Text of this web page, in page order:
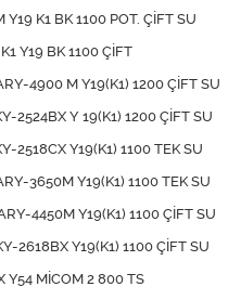
K1 BK 1100 POT. ÇİFT SU
Y19 BK 1100 ÇİFT
4900 M Y19(K1) 1200 ÇİFT SU
2524BX Y 19(K1) 1200 ÇİFT SU
Y19(K1) 1100 TEK SU
3650M Y19(K1) 1100 TEK SU
4450M Y19(K1) 1100 ÇİFT SU
2618BX Y19(K1) 1100 ÇİFT SU
Y54 MİCOM 2 800 TS